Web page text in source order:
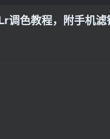
调色教程，附手机